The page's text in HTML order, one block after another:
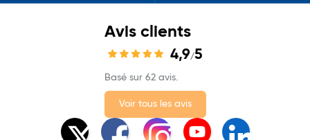
Avis clients
4,9/5
Basé sur 62 avis.
Voir tous les avis